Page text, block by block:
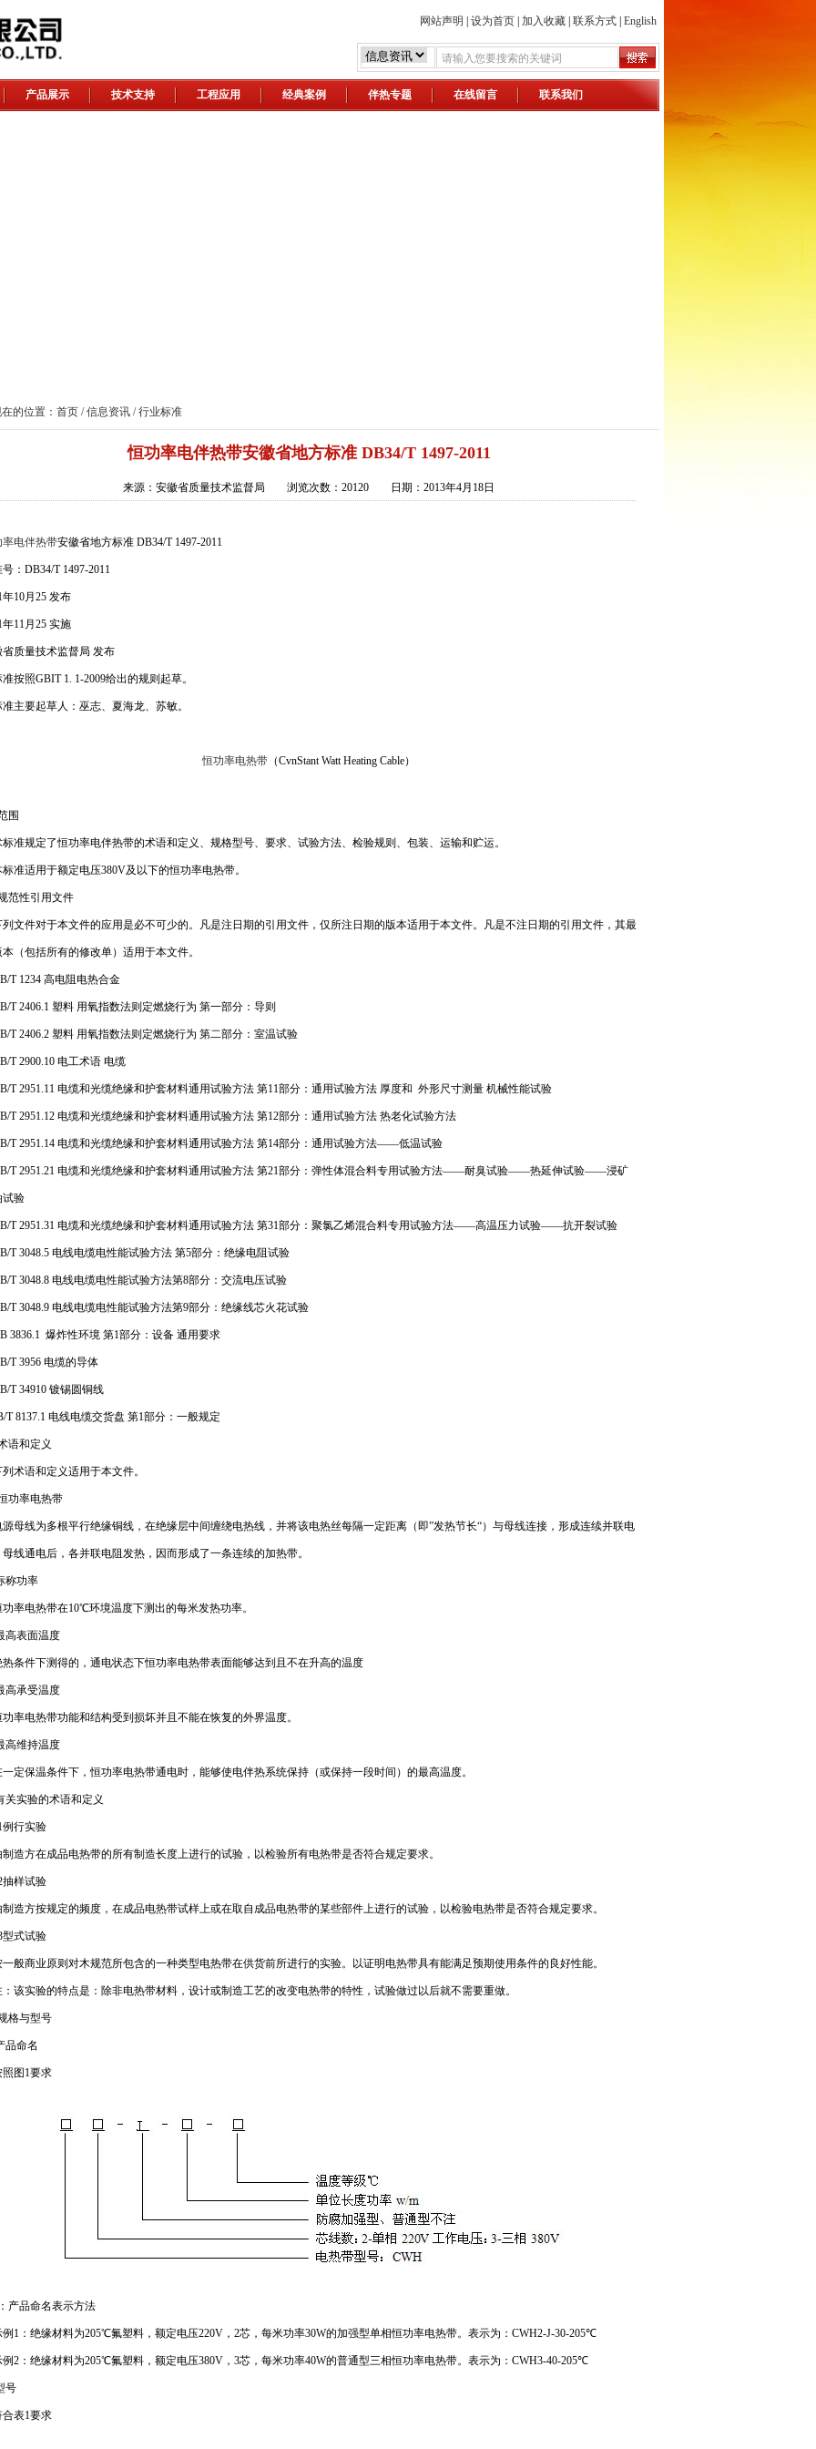
网站声明 设为首页 加入收藏 联系方式 English
产品展示 技术支持 工程应用 经典案例 伴热专题 在线留言 联系我们
的位置： 首页 /信息资讯 / 行业标准
恒功率电伴热带安徽省地方标准 DB34/T 1497-2011
来源：安徽省质量技术监督局 浏览次数：20120 日期：2013年4月18日
率电伴热带安徽省地方标准 DB34/T 1497-2011
：DB34/T 1497-2011
年10月25 发布
年11月25 实施
省质量技术监督局 发布
按照GBIT 1. 1-2009给出的规则起草。
主要起草人：巫志、夏海龙、苏敏。
恒功率电热带 （CvnStant Watt Heating Cable）
围
准规定了恒功率电伴热带的术语和定义、规格型号、要求、试验方法、检验规则、包装、运输和贮运。
准适用于额定电压380V及以下的恒功率电热带。
范性引用文件
文件对于本文件的应用是必不可少的。凡是注日期的引用文件，仅所注日期的版本适用于本文件。凡是不注日期的引用文件，其最
（包括所有的修改单）适用于本文件。
T 1234 高电阻电热合金
T 2406.1 塑料 用氧指数法则定燃烧行为 第一部分：导则
T 2406.2 塑料 用氧指数法则定燃烧行为 第二部分：室温试验
T 2900.10 电工术语 电缆
T 2951.11 电缆和光缆绝缘和护套材料通用试验方法 第11部分：通用试验方法 厚度和 外形尺寸测量 机械性能试验
T 2951.12 电缆和光缆绝缘和护套材料通用试验方法 第12部分：通用试验方法 热老化试验方法
T 2951.14 电缆和光缆绝缘和护套材料通用试验方法 第14部分：通用试验方法——低温试验
T 2951.21 电缆和光缆绝缘和护套材料通用试验方法 第21部分：弹性体混合料专用试验方法——耐臭试验——热延伸试验——浸矿
试验
T 2951.31 电缆和光缆绝缘和护套材料通用试验方法 第31部分：聚氯乙烯混合料专用试验方法——高温压力试验——抗开裂试验
T 3048.5 电线电缆电性能试验方法 第5部分：绝缘电阻试验
T 3048.8 电线电缆电性能试验方法第8部分：交流电压试验
T 3048.9 电线电缆电性能试验方法第9部分：绝缘线芯火花试验
3836.1 爆炸性环境 第1部分：设备 通用要求
T 3956 电缆的导体
T 34910 镀锡圆铜线
T 8137.1 电线电缆交货盘 第1部分：一般规定
语和定义
术语和定义适用于本文件。
功率电热带
母线为多根平行绝缘铜线，在绝缘层中间缠绕电热线，并将该电热丝每隔一定距离（即”发热节长“）与母线连接，形成连续并联电
母线通电后，各并联电阻发热，因而形成了一条连续的加热带。
称功率
率电热带在10℃环境温度下测出的每米发热功率。
高表面温度
条件下测得的，通电状态下恒功率电热带表面能够达到且不在升高的温度
高承受温度
率电热带功能和结构受到损坏并且不能在恢复的外界温度。
高维持温度
定保温条件下，恒功率电热带通电时，能够使电伴热系统保持（或保持一段时间）的最高温度。
关实验的术语和定义
例行实验
造方在成品电热带的所有制造长度上进行的试验，以检验所有电热带是否符合规定要求。
抽样试验
造方按规定的频度，在成品电热带试样上或在取自成品电热带的某些部件上进行的试验，以检验电热带是否符合规定要求。
型式试验
般商业原则对木规范所包含的一种类型电热带在供货前所进行的实验。以证明电热带具有能满足预期使用条件的良好性能。
该实验的特点是：除非电热带材料，设计或制造工艺的改变电热带的特性，试验做过以后就不需要重做。
格与型号
品命名
照图1要求
产品命名表示方法
1：绝缘材料为205℃氟塑料，额定电压220V，2芯，每米功率30W的加强型单相恒功率电热带。表示为：CWH2-J-30-205℃
2：绝缘材料为205℃氟塑料，额定电压380V，3芯，每米功率40W的普通型三相恒功率电热带。表示为：CWH3-40-205℃
号
合表1要求